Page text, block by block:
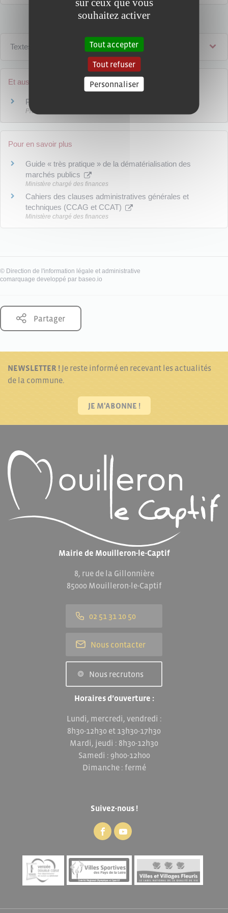
Textes de référence
Et aussi
Procédures de marchés publics
Pratiques commerciales
Pour en savoir plus
Guide « très pratique » de la dématérialisation des
marchés publics
Ministère chargé des finances
Cahiers des clauses administratives générales et
techniques (CCAG et CCAT)
Ministère chargé des finances
© Direction de l'information légale et administrative
comarquage developpé par baseo.io
Partager
NEWSLETTER ! Je reste informé en recevant les actualités
de la commune.
JE M'ABONNE !
Mairie de Mouilleron-le-Captif
8, rue de la Gillonnière
85000 Mouilleron-le-Captif
02 51 31 10 50
Nous contacter
Nous recrutons
Horaires d’ouverture :
Lundi, mercredi, vendredi :
8h30-12h30 et 13h30-17h30
Mardi, jeudi : 8h30-12h30
Samedi : 9h00-12h00
Dimanche : fermé
Suivez-nous !
souhaitez activer
Tout accepter
Tout refuser
Personnaliser